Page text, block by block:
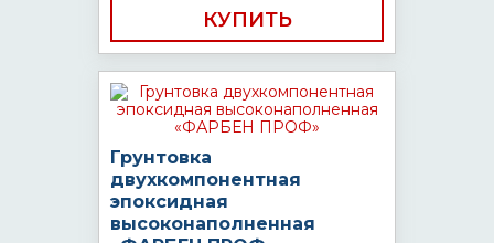
КУПИТЬ
Грунтовка
двухкомпонентная
эпоксидная
высоконаполненная